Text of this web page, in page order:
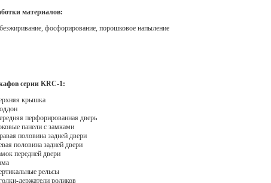
материалов:
фосфорирование, порошковое напыление
серии KRC-1:
крышка
перфорированная дверь
панели с замками
половина задней двери
половина задней двери
передней двери
рельсы
держатели роликов